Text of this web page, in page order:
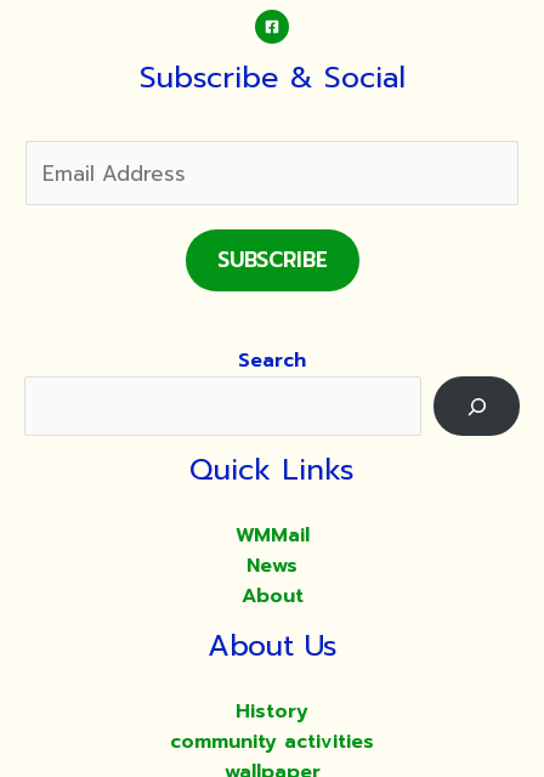
Subscribe & Social
SUBSCRIBE
Search
Quick Links
WMMail
News
About
About Us
History
community activities